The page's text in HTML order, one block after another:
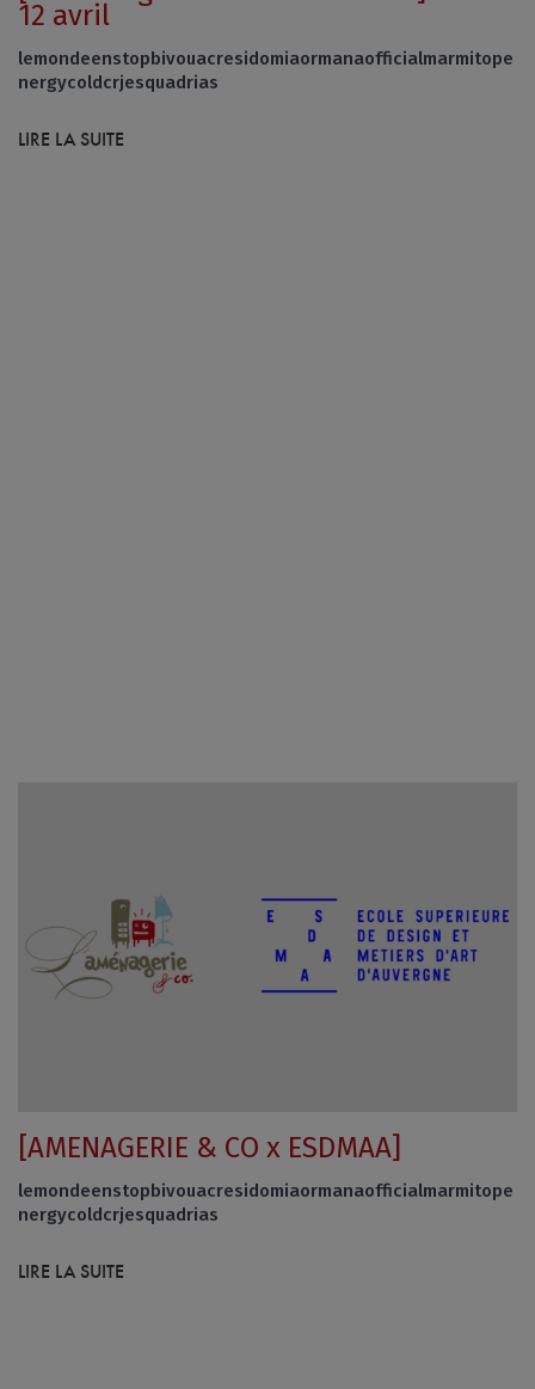
12 avril
lemondeenstopbivouacresidomiaormanaofficialmarmitope
nergycoldcrjesquadrias
LIRE LA SUITE
[AMENAGERIE & CO x ESDMAA]
lemondeenstopbivouacresidomiaormanaofficialmarmitope
nergycoldcrjesquadrias
LIRE LA SUITE